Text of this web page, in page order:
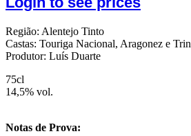
Região: Alentejo Tinto
Castas: Touriga Nacional, Aragonez e
Produtor: Luís Duarte
75cl
14,5% vol.
Notas de Prova: